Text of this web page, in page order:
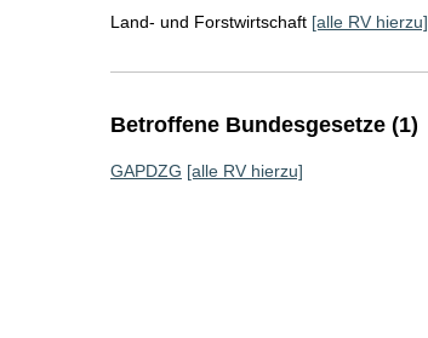
Land- und Forstwirtschaft [alle RV hierzu]
Betroffene Bundesgesetze (1)
GAPDZG [alle RV hierzu]